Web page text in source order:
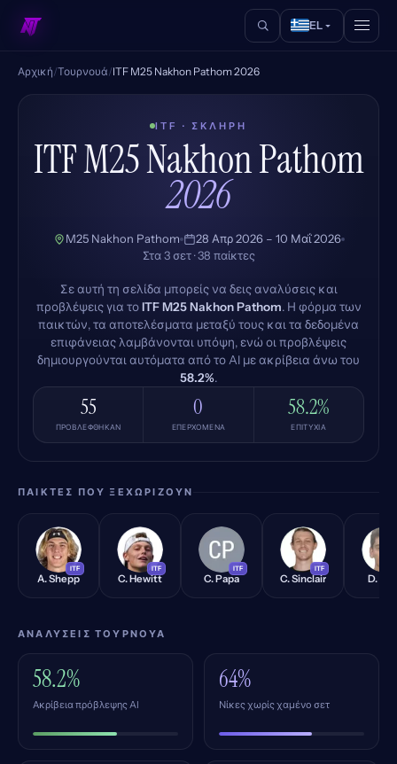
EL
Αρχική/Τουρνουά/ITF M25 Nakhon Pathom 2026
ITF · ΣΚΛΗΡΉ
ITF M25 Nakhon Pathom
2026
M25 Nakhon Pathom
28 Απρ 2026 – 10 Μαΐ 2026
Στα 3 σετ · 38 παίκτες
Σε αυτή τη σελίδα μπορείς να δεις αναλύσεις και
προβλέψεις για τοITF M25 Nakhon Pathom. Η φόρμα των
παικτών, τα αποτελέσματα μεταξύ τους και τα δεδομένα
επιφάνειας λαμβάνονται υπόψη, ενώ οι προβλέψεις
δημιουργούνται αυτόματα από το AI με ακρίβεια άνω του
58.2%.
55
ΠΡΟΒΛΈΦΘΗΚΑΝ
0
ΕΠΕΡΧΌΜΕΝΑ
58.2%
ΕΠΙΤΥΧΊΑ
ΠΑΊΚΤΕΣ ΠΟΥ ΞΕΧΩΡΊΖΟΥΝ
AS
ITF
A. Shepp
CH
ITF
C. Hewitt
CP
ITF
C. Papa
CS
ITF
C. Sinclair
DJ
D.
ΑΝΑΛΎΣΕΙΣ ΤΟΥΡΝΟΥΆ
58.2%
Ακρίβεια πρόβλεψης AI
64%
Νίκες χωρίς χαμένο σετ